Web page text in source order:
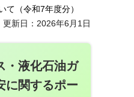
（令和7年度分）
更新日：2026年6月1日
・液化石油ガ
に関するポー